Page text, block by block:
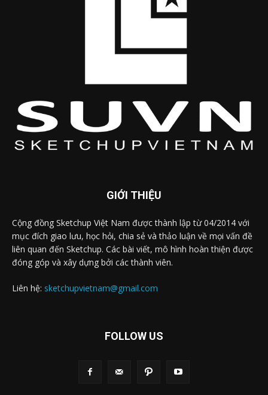
GIỚI THIỆU
Cộng đồng Sketchup Việt Nam được thành lập từ 04/2014 với
mục đích giao lưu, học hỏi, chia sẻ và thảo luận về mọi vấn đề
liên quan đến Sketchup. Các bài viết, mô hình hoàn thiện được
đóng góp và xây dựng bởi các thành viên.
Liên hệ: sketchupvietnam@gmail.com
FOLLOW US